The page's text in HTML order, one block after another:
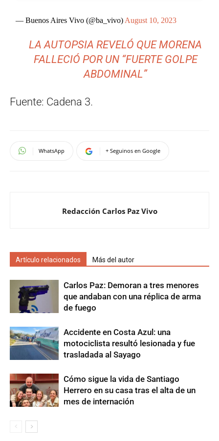
— Buenos Aires Vivo (@ba_vivo) August 10, 2023
LA AUTOPSIA REVELÓ QUE MORENA
FALLECIÓ POR UN “FUERTE GOLPE
ABDOMINAL”
Fuente: Cadena 3.
WhatsApp + Seguinos en Google
Redacción Carlos Paz Vivo
Artículo relacionados Más del autor
Carlos Paz: Demoran a tres menores
que andaban con una réplica de arma
de fuego
Accidente en Costa Azul: una
motociclista resultó lesionada y fue
trasladada al Sayago
Cómo sigue la vida de Santiago
Herrero en su casa tras el alta de un
mes de internación